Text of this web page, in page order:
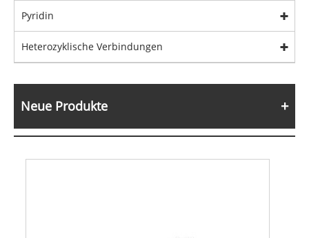
Pyridin
Heterozyklische Verbindungen
Neue Produkte